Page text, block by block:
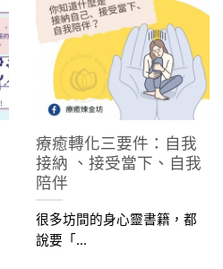
療癒轉化三要件：自我
接納​ 、接受當下​、自我
陪伴​
很多坊間的身心靈書籍，都
說要「...